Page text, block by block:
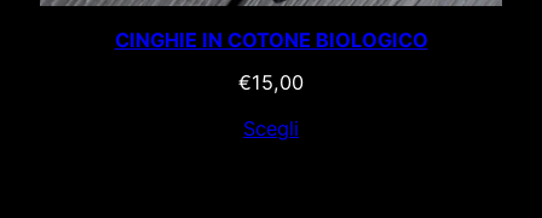
CINGHIE IN COTONE BIOLOGICO
€15,00
Scegli